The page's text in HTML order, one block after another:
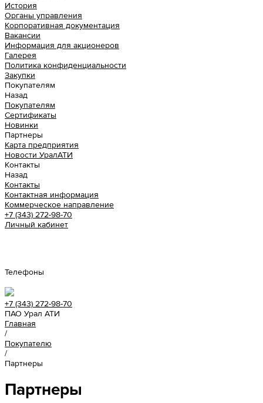
История
Органы управления
Корпоративная документация
Вакансии
Информация для акционеров
Галерея
Политика конфиденциальности
Закупки
Покупателям
Назад
Покупателям
Сертификаты
Новинки
Партнеры
Карта предприятия
Новости УралАТИ
Контакты
Назад
Контакты
Контактная информация
Коммерческое направление
+7 (343) 272-98-70
Личный кабинет
Телефоны
+7 (343) 272-98-70
ПАО Урал АТИ
Главная
/
Покупателю
/
Партнеры
Партнеры